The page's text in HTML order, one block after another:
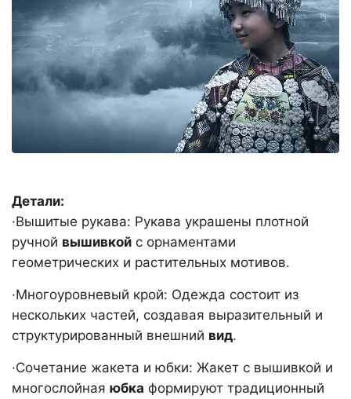
Детали:
·Вышитые рукава: Рукава украшены плотной
ручной вышивкой с орнаментами
геометрических и растительных мотивов.
·Многоуровневый крой: Одежда состоит из
нескольких частей, создавая выразительный и
структурированный внешний вид.
·Сочетание жакета и юбки: Жакет с вышивкой и
многослойная юбка формируют традиционный